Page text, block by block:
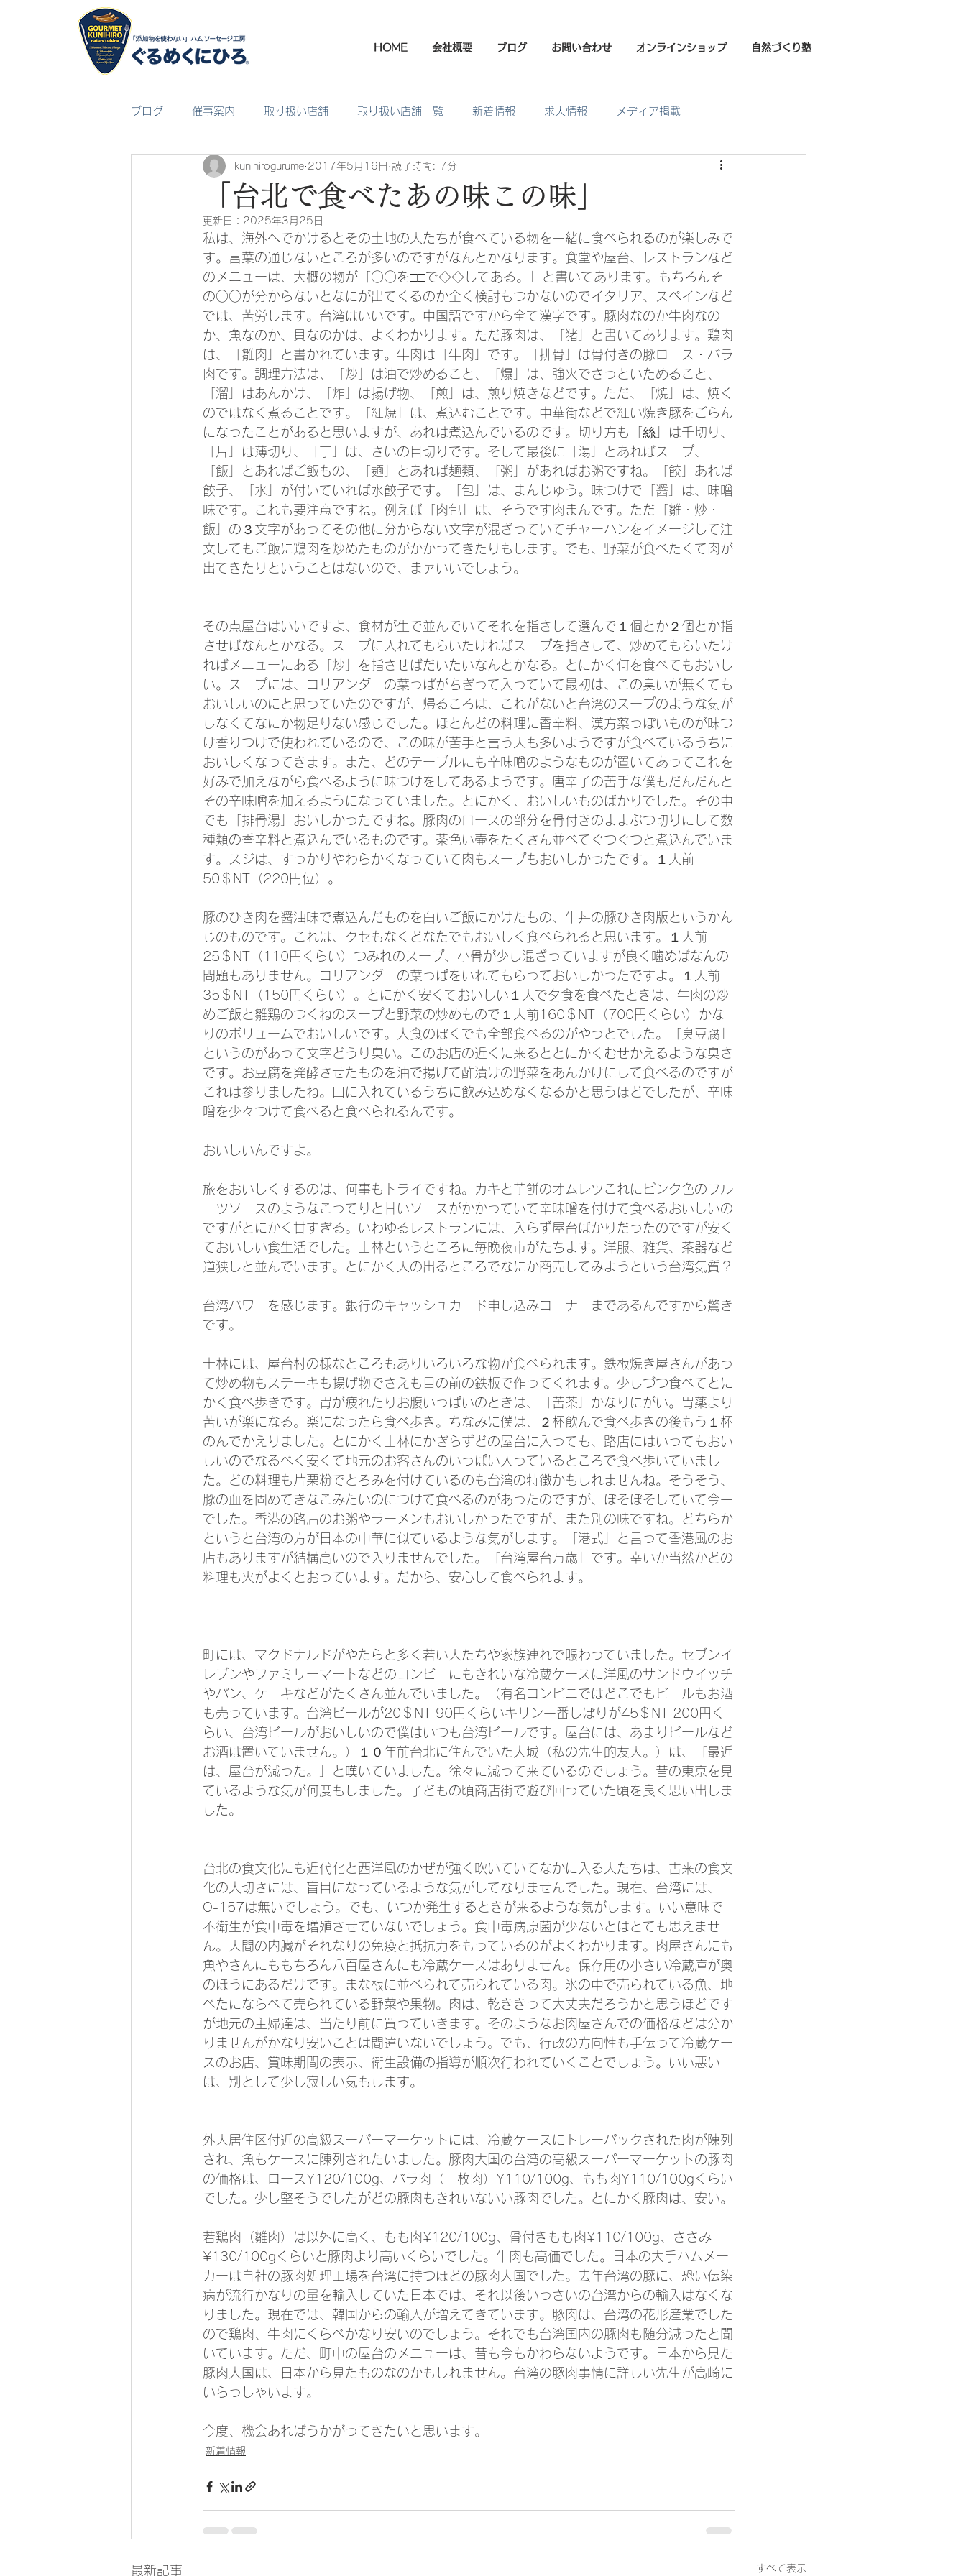
HOME 会社概要 ブログ お問い合わせ オンラインショップ 自然づくり塾
ブログ 催事案内 取り扱い店舗 取り扱い店舗一覧 新着情報 求人情報 メディア掲載
「台北で食べたあの味この味」
kunihirogurume 2017年5月16日 読了時間: 7分
更新日： 2025年3月25日
私は、海外へでかけるとその土地の人たちが食べている物を一緒に食べられるのが楽しみで
す。言葉の通じないところが多いのですがなんとかなります。食堂や屋台、レストランなど
のメニューは、大概の物が「○○を□□で◇◇してある。」と書いてあります。もちろんそ
の○○が分からないとなにが出てくるのか全く検討もつかないのでイタリア、スペインなど
では、苦労します。台湾はいいです。中国語ですから全て漢字です。豚肉なのか牛肉なの
か、魚なのか、貝なのかは、よくわかります。ただ豚肉は、「猪」と書いてあります。鶏肉
は、「雛肉」と書かれています。牛肉は「牛肉」です。「排骨」は骨付きの豚ロース・バラ
肉です。調理方法は、「炒」は油で炒めること、「爆」は、強火でさっといためること、
「溜」はあんかけ、「炸」は揚げ物、「煎」は、煎り焼きなどです。ただ、「焼」は、焼く
のではなく煮ることです。「紅焼」は、煮込むことです。中華街などで紅い焼き豚をごらん
になったことがあると思いますが、あれは煮込んでいるのです。切り方も「絲」は千切り、
「片」は薄切り、「丁」は、さいの目切りです。そして最後に「湯」とあればスープ、
「飯」とあればご飯もの、「麺」とあれば麺類、「粥」があればお粥ですね。「餃」あれば
餃子、「水」が付いていれば水餃子です。「包」は、まんじゅう。味つけで「醤」は、味噌
味です。これも要注意ですね。例えば「肉包」は、そうです肉まんです。ただ「雛・炒・
飯」の３文字があってその他に分からない文字が混ざっていてチャーハンをイメージして注
文してもご飯に鶏肉を炒めたものがかかってきたりもします。でも、野菜が食べたくて肉が
出てきたりということはないので、まァいいでしょう。
その点屋台はいいですよ、食材が生で並んでいてそれを指さして選んで１個とか２個とか指
させばなんとかなる。スープに入れてもらいたければスープを指さして、炒めてもらいたけ
ればメニューにある「炒」を指させばだいたいなんとかなる。とにかく何を食べてもおいし
い。スープには、コリアンダーの葉っぱがちぎって入っていて最初は、この臭いが無くても
おいしいのにと思っていたのですが、帰るころは、これがないと台湾のスープのような気が
しなくてなにか物足りない感じでした。ほとんどの料理に香辛料、漢方薬っぽいものが味つ
け香りつけで使われているので、この味が苦手と言う人も多いようですが食べているうちに
おいしくなってきます。また、どのテーブルにも辛味噌のようなものが置いてあってこれを
好みで加えながら食べるように味つけをしてあるようです。唐辛子の苦手な僕もだんだんと
その辛味噌を加えるようになっていました。とにかく、おいしいものばかりでした。その中
でも「排骨湯」おいしかったですね。豚肉のロースの部分を骨付きのままぶつ切りにして数
種類の香辛料と煮込んでいるものです。茶色い壷をたくさん並べてぐつぐつと煮込んでいま
す。スジは、すっかりやわらかくなっていて肉もスープもおいしかったです。１人前
50＄NT（220円位）。
豚のひき肉を醤油味で煮込んだものを白いご飯にかけたもの、牛丼の豚ひき肉版というかん
じのものです。これは、クセもなくどなたでもおいしく食べられると思います。１人前
25＄NT（110円くらい）つみれのスープ、小骨が少し混ざっていますが良く噛めばなんの
問題もありません。コリアンダーの葉っぱをいれてもらっておいしかったですよ。１人前
35＄NT（150円くらい）。とにかく安くておいしい１人で夕食を食べたときは、牛肉の炒
めご飯と雛鶏のつくねのスープと野菜の炒めもので１人前160＄NT（700円くらい）かな
りのボリュームでおいしいです。大食のぼくでも全部食べるのがやっとでした。「臭豆腐」
というのがあって文字どうり臭い。このお店の近くに来るととにかくむせかえるような臭さ
です。お豆腐を発酵させたものを油で揚げて酢漬けの野菜をあんかけにして食べるのですが
これは参りましたね。口に入れているうちに飲み込めなくなるかと思うほどでしたが、辛味
噌を少々つけて食べると食べられるんです。
おいしいんですよ。
旅をおいしくするのは、何事もトライですね。カキと芋餅のオムレツこれにピンク色のフル
ーツソースのようなこってりと甘いソースがかかっていて辛味噌を付けて食べるおいしいの
ですがとにかく甘すぎる。いわゆるレストランには、入らず屋台ばかりだったのですが安く
ておいしい食生活でした。士林というところに毎晩夜市がたちます。洋服、雑貨、茶器など
道狭しと並んでいます。とにかく人の出るところでなにか商売してみようという台湾気質？
台湾パワーを感じます。銀行のキャッシュカード申し込みコーナーまであるんですから驚き
です。
士林には、屋台村の様なところもありいろいろな物が食べられます。鉄板焼き屋さんがあっ
て炒め物もステーキも揚げ物でさえも目の前の鉄板で作ってくれます。少しづつ食べてとに
かく食べ歩きです。胃が疲れたりお腹いっぱいのときは、「苦茶」かなりにがい。胃薬より
苦いが楽になる。楽になったら食べ歩き。ちなみに僕は、２杯飲んで食べ歩きの後もう１杯
のんでかえりました。とにかく士林にかぎらずどの屋台に入っても、路店にはいってもおい
しいのでなるべく安くて地元のお客さんのいっぱい入っているところで食べ歩いていまし
た。どの料理も片栗粉でとろみを付けているのも台湾の特徴かもしれませんね。そうそう、
豚の血を固めてきなこみたいのにつけて食べるのがあったのですが、ぼそぼそしていて今一
でした。香港の路店のお粥やラーメンもおいしかったですが、また別の味ですね。どちらか
というと台湾の方が日本の中華に似ているような気がします。「港式」と言って香港風のお
店もありますが結構高いので入りませんでした。「台湾屋台万歳」です。幸いか当然かどの
料理も火がよくとおっています。だから、安心して食べられます。
町には、マクドナルドがやたらと多く若い人たちや家族連れで賑わっていました。セブンイ
レブンやファミリーマートなどのコンビニにもきれいな冷蔵ケースに洋風のサンドウイッチ
やパン、ケーキなどがたくさん並んでいました。（有名コンビニではどこでもビールもお酒
も売っています。台湾ビールが20＄NT 90円くらいキリン一番しぼりが45＄NT 200円く
らい、台湾ビールがおいしいので僕はいつも台湾ビールです。屋台には、あまりビールなど
お酒は置いていません。）１０年前台北に住んでいた大城（私の先生的友人。）は、「最近
は、屋台が減った。」と嘆いていました。徐々に減って来ているのでしょう。昔の東京を見
ているような気が何度もしました。子どもの頃商店街で遊び回っていた頃を良く思い出しま
した。
台北の食文化にも近代化と西洋風のかぜが強く吹いていてなかに入る人たちは、古来の食文
化の大切さには、盲目になっているような気がしてなりませんでした。現在、台湾には、
O-157は無いでしょう。でも、いつか発生するときが来るような気がします。いい意味で
不衛生が食中毒を増殖させていないでしょう。食中毒病原菌が少ないとはとても思えませ
ん。人間の内臓がそれなりの免疫と抵抗力をもっているのがよくわかります。肉屋さんにも
魚やさんにももちろん八百屋さんにも冷蔵ケースはありません。保存用の小さい冷蔵庫が奥
のほうにあるだけです。まな板に並べられて売られている肉。氷の中で売られている魚、地
べたにならべて売られている野菜や果物。肉は、乾ききって大丈夫だろうかと思うほどです
が地元の主婦達は、当たり前に買っていきます。そのようなお肉屋さんでの価格などは分か
りませんがかなり安いことは間違いないでしょう。でも、行政の方向性も手伝って冷蔵ケー
スのお店、賞味期間の表示、衛生設備の指導が順次行われていくことでしょう。いい悪い
は、別として少し寂しい気もします。
外人居住区付近の高級スーパーマーケットには、冷蔵ケースにトレーパックされた肉が陳列
され、魚もケースに陳列されたいました。豚肉大国の台湾の高級スーパーマーケットの豚肉
の価格は、ロース¥120/100g、バラ肉（三枚肉）¥110/100g、もも肉¥110/100gくらい
でした。少し堅そうでしたがどの豚肉もきれいないい豚肉でした。とにかく豚肉は、安い。
若鶏肉（雛肉）は以外に高く、もも肉¥120/100g、骨付きもも肉¥110/100g、ささみ
¥130/100gくらいと豚肉より高いくらいでした。牛肉も高価でした。日本の大手ハムメー
カーは自社の豚肉処理工場を台湾に持つほどの豚肉大国でした。去年台湾の豚に、恐い伝染
病が流行かなりの量を輸入していた日本では、それ以後いっさいの台湾からの輸入はなくな
りました。現在では、韓国からの輸入が増えてきています。豚肉は、台湾の花形産業でした
ので鶏肉、牛肉にくらべかなり安いのでしょう。それでも台湾国内の豚肉も随分減ったと聞
いています。ただ、町中の屋台のメニューは、昔も今もかわらないようです。日本から見た
豚肉大国は、日本から見たものなのかもしれません。台湾の豚肉事情に詳しい先生が高崎に
いらっしゃいます。
今度、機会あればうかがってきたいと思います。
新着情報
最新記事 すべて表示